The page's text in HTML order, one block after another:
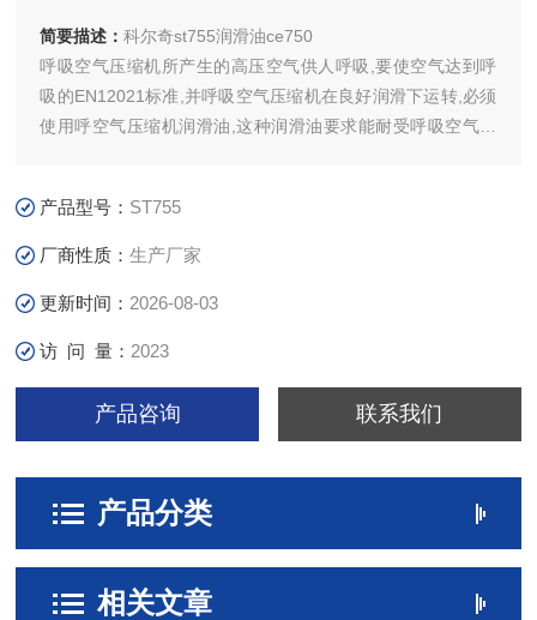
简要描述：科尔奇st755润滑油ce750
呼吸空气压缩机所产生的高压空气供人呼吸,要使空气达到呼
吸的EN12021标准,并呼吸空气压缩机在良好润滑下运转,必须
使用呼空气压缩机润滑油,这种润滑油要求能耐受呼吸空气压
产品型号： ST755
厂商性质：生产厂家
更新时间： 2026-08-03
访 问 量： 2023
产品咨询 联系我们
产品分类
相关文章